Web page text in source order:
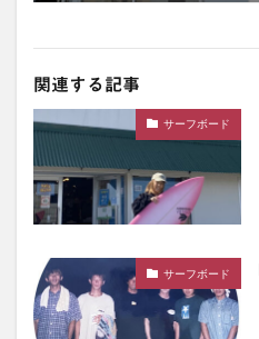
関連する記事
サーフボード
サーフボード